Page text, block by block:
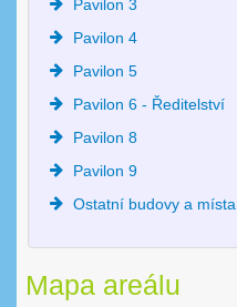
Pavilon 3
Pavilon 4
Pavilon 5
Pavilon 6 - Ředitelství
Pavilon 8
Pavilon 9
Ostatní budovy a místa
Mapa areálu